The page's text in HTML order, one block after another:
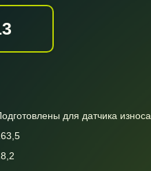
для датчика износа